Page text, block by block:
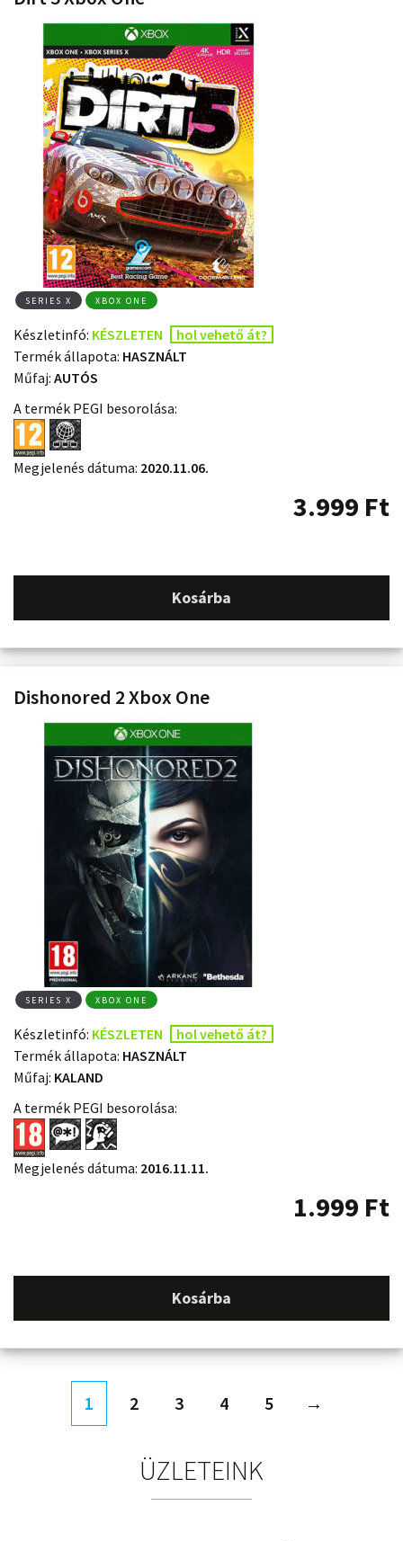
SERIES X XBOX ONE
Készletinfó: KÉSZLETEN
hol vehető át?
Termék állapota: HASZNÁLT
Műfaj: AUTÓS
A termék PEGI besorolása:
Megjelenés dátuma: 2020.11.06.
3.999 Ft
Kosárba
Dishonored 2 Xbox One
SERIES X XBOX ONE
Készletinfó: KÉSZLETEN
hol vehető át?
Termék állapota: HASZNÁLT
Műfaj: KALAND
A termék PEGI besorolása:
Megjelenés dátuma: 2016.11.11.
1.999 Ft
Kosárba
1 2 3 4 5 →
ÜZLETEINK